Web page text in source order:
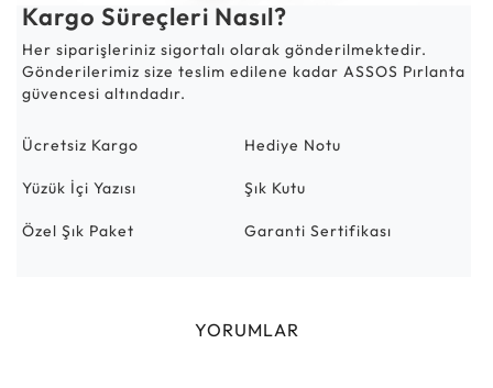
Kargo Süreçleri Nasıl?
Her siparişleriniz sigortalı olarak gönderilmektedir.
Gönderilerimiz size teslim edilene kadar ASSOS Pırlanta
güvencesi altındadır.
Ücretsiz Kargo Hediye Notu
Yüzük İçi Yazısı Şık Kutu
Özel Şık Paket Garanti Sertifikası
YORUMLAR